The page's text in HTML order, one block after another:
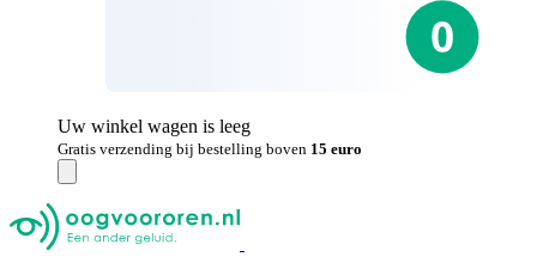
Uw winkel wagen is leeg
Gratis verzending bij bestelling boven 15 euro